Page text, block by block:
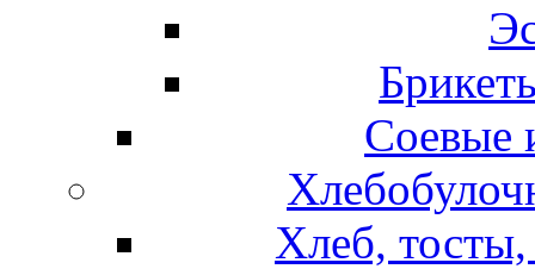
Соевые
Хлеб,